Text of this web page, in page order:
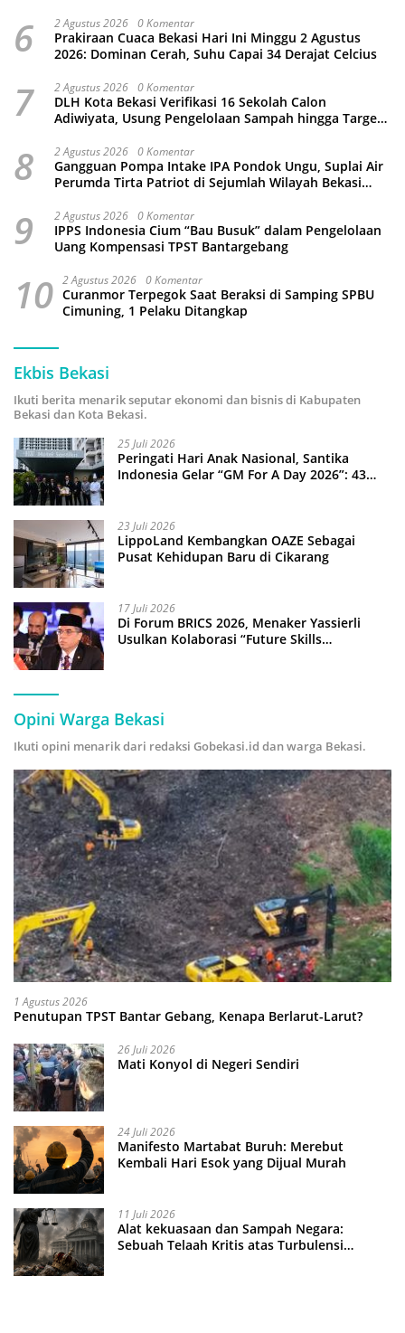
6 2 Agustus 2026 0 Komentar
Prakiraan Cuaca Bekasi Hari Ini Minggu 2 Agustus
2026: Dominan Cerah, Suhu Capai 34 Derajat Celcius
7 2 Agustus 2026 0 Komentar
DLH Kota Bekasi Verifikasi 16 Sekolah Calon
Adiwiyata, Usung Pengelolaan Sampah hingga Target
8 2 Agustus 2026 0 Komentar
Gangguan Pompa Intake IPA Pondok Ungu, Suplai Air
Perumda Tirta Patriot di Sejumlah Wilayah Bekasi
9 2 Agustus 2026 0 Komentar
IPPS Indonesia Cium “Bau Busuk” dalam Pengelolaan
Uang Kompensasi TPST Bantargebang
10 2 Agustus 2026 0 Komentar
Curanmor Terpegok Saat Beraksi di Samping SPBU
Cimuning, 1 Pelaku Ditangkap
Ekbis Bekasi
Ikuti berita menarik seputar ekonomi dan bisnis di Kabupaten
Bekasi dan Kota Bekasi.
25 Juli 2026
Peringati Hari Anak Nasional, Santika
Indonesia Gelar “GM For A Day 2026”: 43
23 Juli 2026
LippoLand Kembangkan OAZE Sebagai
Pusat Kehidupan Baru di Cikarang
17 Juli 2026
Di Forum BRICS 2026, Menaker Yassierli
Usulkan Kolaborasi “Future Skills
Opini Warga Bekasi
Ikuti opini menarik dari redaksi Gobekasi.id dan warga Bekasi.
1 Agustus 2026
Penutupan TPST Bantar Gebang, Kenapa Berlarut-Larut?
26 Juli 2026
Mati Konyol di Negeri Sendiri
24 Juli 2026
Manifesto Martabat Buruh: Merebut
Kembali Hari Esok yang Dijual Murah
11 Juli 2026
Alat kekuasaan dan Sampah Negara:
Sebuah Telaah Kritis atas Turbulensi